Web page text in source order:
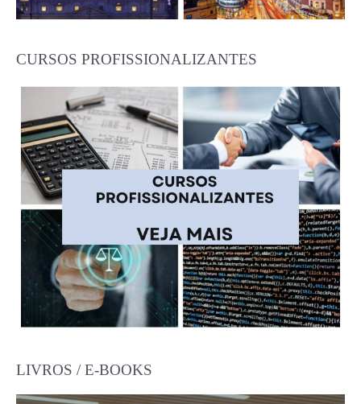
CURSOS PROFISSIONALIZANTES
LIVROS / E-BOOKS